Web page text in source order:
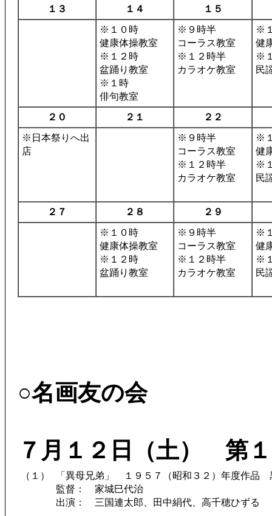
１３ １４
１５
※１０時
健康体操教室
※１２時
盆踊り教室
※１時
俳句教室
※９時半
コーラス教室
※１２時半
カラオケ教室
※
健
※
民
２０ ２１
２２
※日本祭りへ出
店
※９時半
コーラス教室
※１２時半
カラオケ教室
※
健
※
民
２７ ２８
２９
※１０時
健康体操教室
※１２時
盆踊り教室
※９時半
コーラス教室
※１２時半
カラオケ教室
※
健
※
民
○名画友の会
７月１２日（土） 第
（１）
「異母兄弟」 １９５７（昭和３２）年度作品
監督： 家城巳代治
出演： 三国連太郎、田中絹代、高千穂ひずる